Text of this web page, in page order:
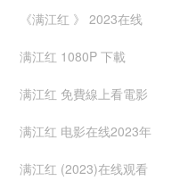
《满江红 》 2023在线
满江红 1080P 下載
满江红 免費線上看電影
满江红 电影在线2023年
满江红 (2023)在线观看